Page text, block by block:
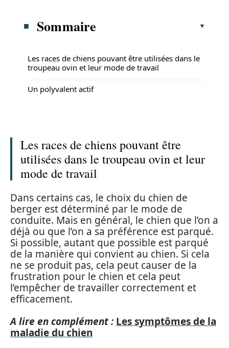
Sommaire
Les races de chiens pouvant être utilisées dans le
troupeau ovin et leur mode de travail
Un polyvalent actif
Les races de chiens pouvant être
utilisées dans le troupeau ovin et leur
mode de travail
Dans certains cas, le choix du chien de
berger est déterminé par le mode de
conduite. Mais en général, le chien que l’on a
déjà ou que l’on a sa préférence est parqué.
Si possible, autant que possible est parqué
de la manière qui convient au chien. Si cela
ne se produit pas, cela peut causer de la
frustration pour le chien et cela peut
l’empêcher de travailler correctement et
efficacement.
A lire en complément : Les symptômes de la
maladie du chien